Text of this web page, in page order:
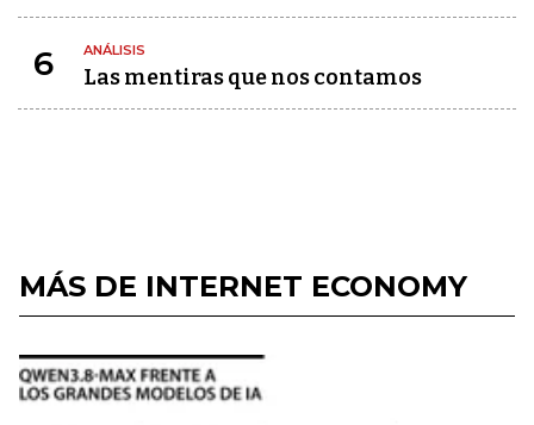
6 ANÁLISIS
Las mentiras que nos contamos
MÁS DE INTERNET ECONOMY